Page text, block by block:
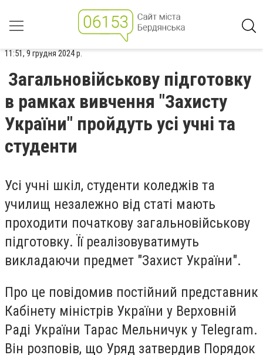
11:51, 9 грудня 2024 р.
Загальновійськову підготовку
в рамках вивчення "Захисту
України" пройдуть усі учні та
студенти
Усі учні шкіл, студенти коледжів та
училищ незалежно від статі мають
проходити початкову загальновійськову
підготовку. Її реалізовуватимуть
викладаючи предмет "Захист України".
Про це повідомив постійний представник
Кабінету міністрів України у Верховній
Раді України Тарас Мельничук у Telegram.
Він розповів, що Уряд затвердив Порядок